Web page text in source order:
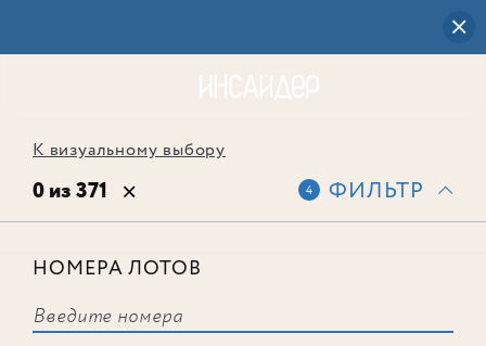
К визуальному выбору
0 из 371 4 ФИЛЬТР
НОМЕРА ЛОТОВ
соответствует ни одного лота